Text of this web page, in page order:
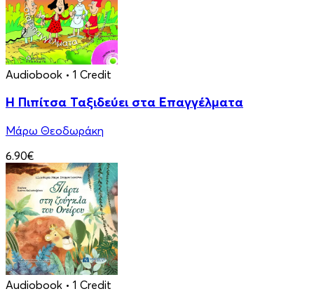
Audiobook • 1 Credit
Η Πιπίτσα Ταξιδεύει στα Επαγγέλματα
Μάρω Θεοδωράκη
6.90€
Audiobook • 1 Credit